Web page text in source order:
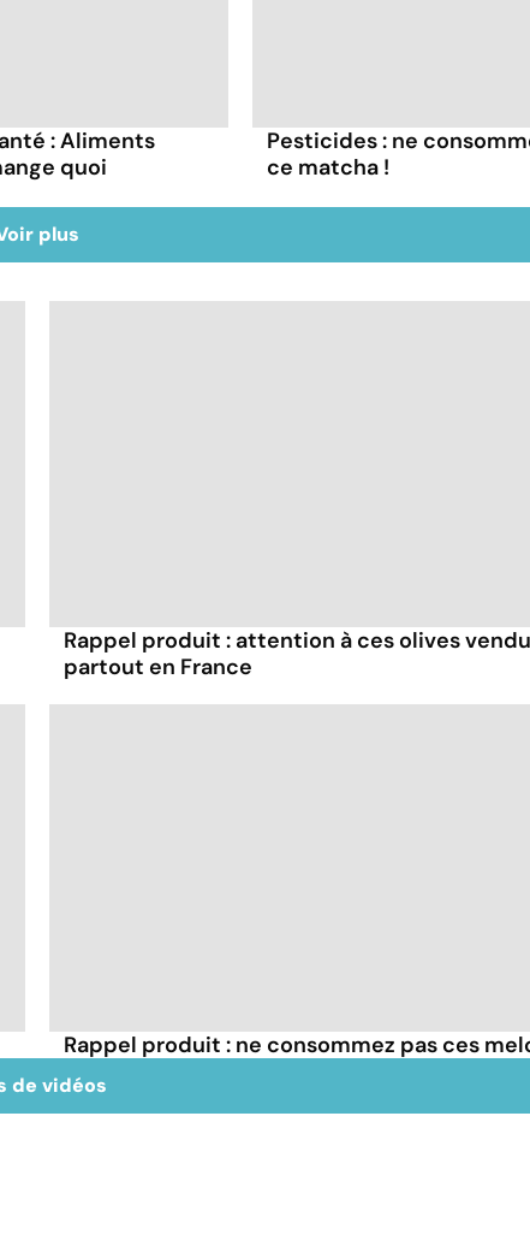
: Aliments
quoi
Pesticides : ne
ce matcha !
plus
Rappel produit : attention à ces olives
partout en France
Rappel produit : ne consommez pas ces
de vidéos